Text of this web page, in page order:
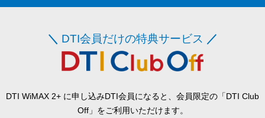
＼ DTI会員だけの特典サービス ／
DTI WiMAX 2+ に申し込みDTI会員になると、会員限定の「DTI Club
Off」をご利用いただけます。